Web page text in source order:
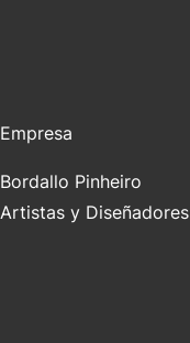
Empresa
Bordallo Pinheiro
Artistas y Diseñadores